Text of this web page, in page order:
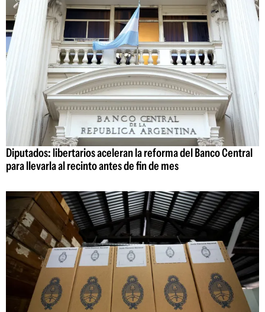
Diputados: libertarios aceleran la reforma del Banco Central
para llevarla al recinto antes de fin de mes